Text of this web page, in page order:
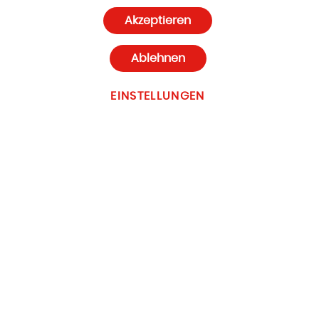
Cookie-Einstellungen
Akzeptieren
EINSTELLUNGEN
Ablehnen